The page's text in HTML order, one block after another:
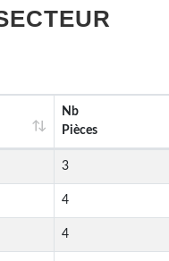
Nb
Pièces
3
4
4